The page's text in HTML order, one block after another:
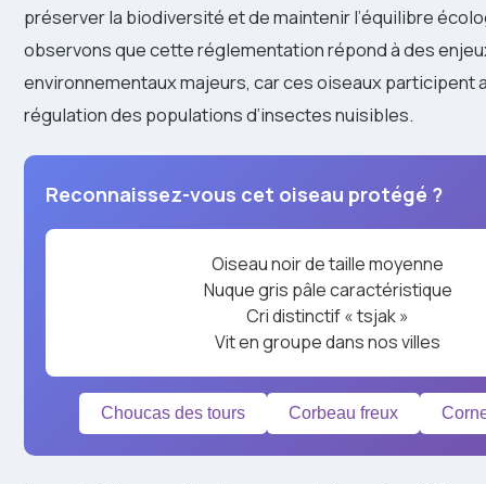
préserver la biodiversité et de maintenir l’équilibre
observons que cette réglementation répond à des
environnementaux majeurs, car ces oiseaux participent
régulation des populations d’insectes nuisibles.
Reconnaissez-vous cet oiseau protégé ?
Oiseau noir de taille moyenne
Nuque gris pâle caractéristique
Cri distinctif « tsjak »
Vit en groupe dans nos villes
Choucas des tours Corbeau freux